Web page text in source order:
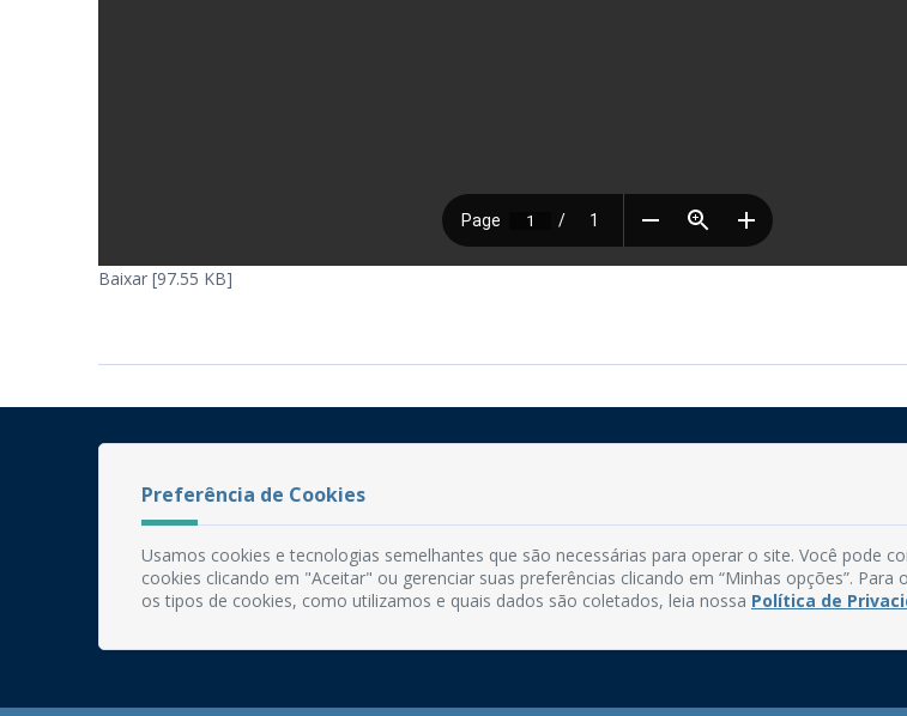
Baixar [97.55 KB]
CEP: 58.280-000 -
Fone: (83) 3292-2246
Email:
Expediente: Segunda à Sexta, das
Preferência de Cookies
Usamos cookies e tecnologias semelhantes que são necessárias para operar o site. Você pode
cookies clicando em "Aceitar" ou gerenciar suas preferências clicando em “Minhas opções”.
os tipos de cookies, como utilizamos e quais dados são coletados, leia nossa Política de